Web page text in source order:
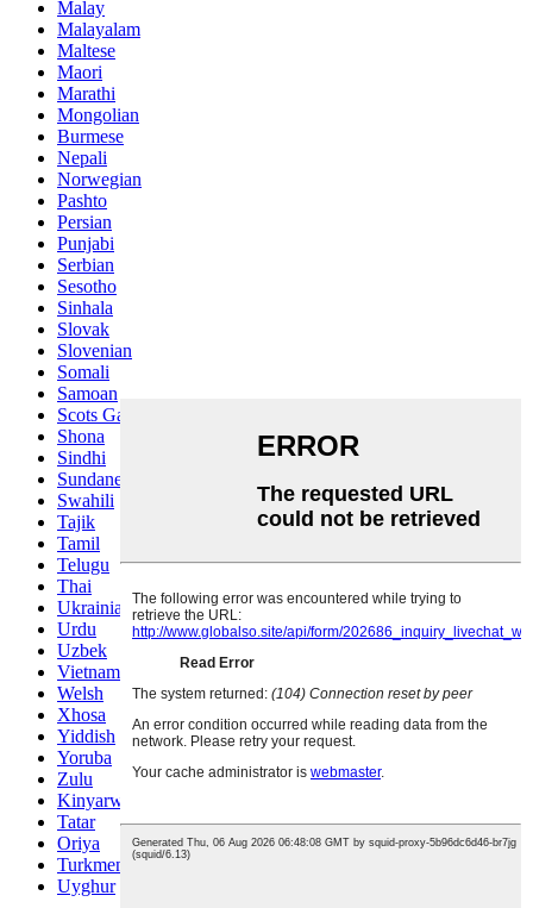
Malay
Malayalam
Maltese
Maori
Marathi
Mongolian
Burmese
Nepali
Norwegian
Pashto
Persian
Punjabi
Serbian
Sesotho
Sinhala
Slovak
Slovenian
Somali
Samoan
Scots Gaelic
Shona
Sindhi
Sundanese
Swahili
Tajik
Tamil
Telugu
Thai
Ukrainian
Urdu
Uzbek
Vietnamese
Welsh
Xhosa
Yiddish
Yoruba
Zulu
Kinyarwanda
Tatar
Oriya
Turkmen
Uyghur